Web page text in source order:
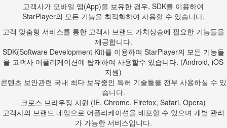
고객사가 모바일 앱(App)을 보유한 경우, SDK를 이용하여
StarPlayer의 모든 기능을 최적화하여 사용할 수 있습니다.
고객 맞춤형 서비스를 통한 고객사 브랜드 가치상승에 필요한 기능들을
제공합니다.
SDK(Software Development Kit)를 이용하여 StarPlayer의 모든 기능들
을 고객사 어플리케이션에 탑재하여 사용할수 있습니다. (Android, iOS
지원)
콘텐츠 보안관련 국내 최다 보유중인 특허 기술들을 전부 사용하실 수 있
습니다.
크로스 브라우징 지원 (IE, Chrome, Firefox, Safari, Opera)
고객사의 브랜드 네임으로 어플리케이션을 배포할 수 있으며 개별 관리
가 가능한 서비스입니다.